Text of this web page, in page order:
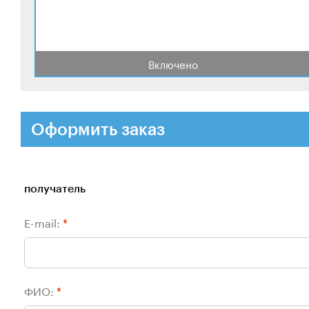
Включено
Оформить заказ
получатель
E-mail: *
ФИО: *